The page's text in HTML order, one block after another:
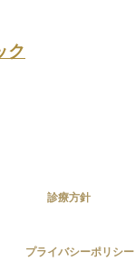
ク
診療方針
プライバシーポリシー